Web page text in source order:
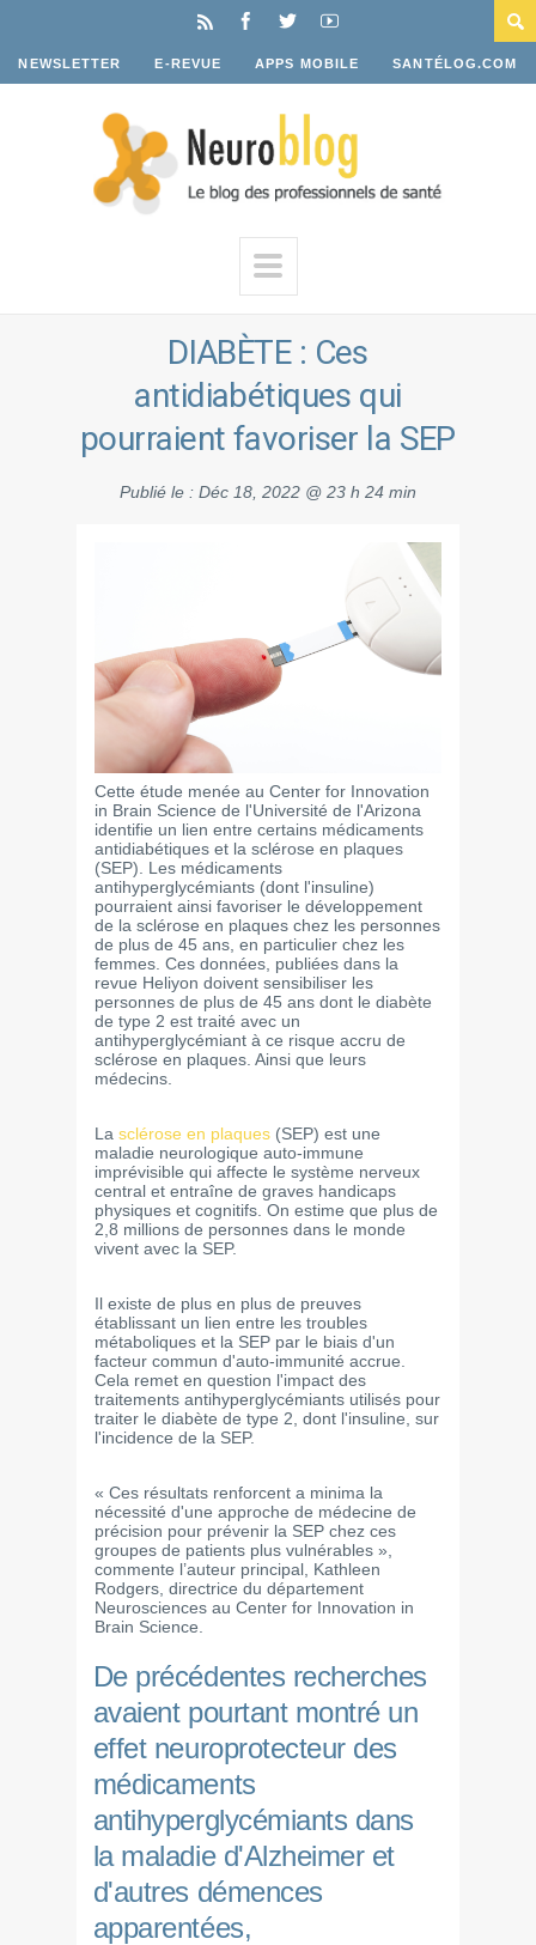
NEWSLETTER E-REVUE APPS MOBILE SANTÉLOG.COM
DIABÈTE : Ces
antidiabétiques qui
pourraient favoriser la SEP
Publié le : Déc 18, 2022 @ 23 h 24 min
Cette étude menée au Center for Innovation
in Brain Science de l'Université de l'Arizona
identifie un lien entre certains médicaments
antidiabétiques et la sclérose en plaques
(SEP). Les médicaments
antihyperglycémiants (dont l'insuline)
pourraient ainsi favoriser le développement
de la sclérose en plaques chez les personnes
de plus de 45 ans, en particulier chez les
femmes. Ces données, publiées dans la
revue Heliyon doivent sensibiliser les
personnes de plus de 45 ans dont le diabète
de type 2 est traité avec un
antihyperglycémiant à ce risque accru de
sclérose en plaques. Ainsi que leurs
médecins.
La sclérose en plaques (SEP) est une
maladie neurologique auto-immune
imprévisible qui affecte le système nerveux
central et entraîne de graves handicaps
physiques et cognitifs. On estime que plus de
2,8 millions de personnes dans le monde
vivent avec la SEP.
Il existe de plus en plus de preuves
établissant un lien entre les troubles
métaboliques et la SEP par le biais d'un
facteur commun d'auto-immunité accrue.
Cela remet en question l'impact des
traitements antihyperglycémiants utilisés pour
traiter le diabète de type 2, dont l'insuline, sur
l'incidence de la SEP.
« Ces résultats renforcent a minima la
nécessité d'une approche de médecine de
précision pour prévenir la SEP chez ces
groupes de patients plus vulnérables »,
commente l’auteur principal, Kathleen
Rodgers, directrice du département
Neurosciences au Center for Innovation in
Brain Science.
De précédentes recherches
avaient pourtant montré un
effet neuroprotecteur des
médicaments
antihyperglycémiants dans
la maladie d'Alzheimer et
d'autres démences
apparentées,